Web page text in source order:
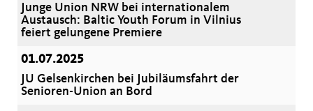
Junge Union NRW bei internationalem
Austausch: Baltic Youth Forum in Vilnius
feiert gelungene Premiere
01.07.2025
JU Gelsenkirchen bei Jubiläumsfahrt der
Senioren-Union an Bord